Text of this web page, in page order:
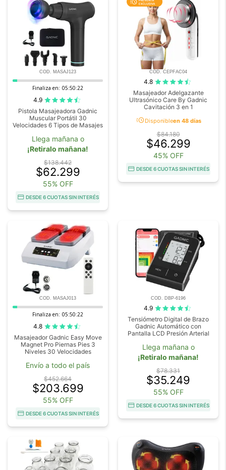
COD. MASAJ123
Finaliza en: 05:50:20
4.9
Pistola Masajeadora Gadnic
Muscular Portátil 30
Velocidades 6 Tipos de Masajes
Llega mañana o
¡Retiralo mañana!
$138.442
$62.299
55% OFF
DESDE 6 CUOTAS SIN INTERÉS
COD. CEPFAC04
4.8
Masajeador Adelgazante
Ultrasónico Care By Gadnic
Cavitación 3 en 1
acuteDisponibleen 48 días
$84.180
$46.299
45% OFF
DESDE 6 CUOTAS SIN INTERÉS
COD. MASAJ013
Finaliza en: 05:50:20
4.8
Masajeador Gadnic Easy Move
Magnet Pro Piernas Pies 3
Niveles 30 Velocidades
Envío a todo el país
$452.664
$203.699
55% OFF
DESDE 6 CUOTAS SIN INTERÉS
COD. DBP-6196
4.9
Tensiómetro Digital de Brazo
Gadnic Automático con
Pantalla LCD Presión Arterial
Llega mañana o
¡Retiralo mañana!
$78.331
$35.249
55% OFF
DESDE 6 CUOTAS SIN INTERÉS